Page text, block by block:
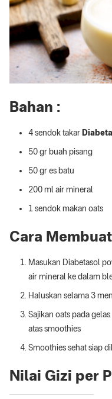
Bahan :
4 sendok takar
50 gr buah pisang
50 gr es batu
200 ml air mineral
1 sendok makan oats
Cara
Masukan Diabetasol
air mineral ke dalam
Haluskan selama 3
Sajikan oats pada
atas smoothies
Smoothies sehat siap
Nilai Gizi per